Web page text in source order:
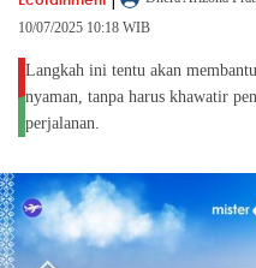
10/07/2025 10:18 WIB
Langkah ini tentu akan
nyaman, tanpa harus khawatir
perjalanan.